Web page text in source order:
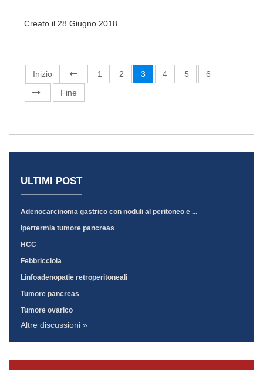
Creato il 28 Giugno 2018
Inizio 1 2 3 4 5
6
Fine
ULTIMI POST
Adenocarcinoma gastrico con noduli al peritoneo e ...
Ipertermia tumore pancreas
HCC
Febbricciola
Linfoadenopatie retroperitoneali
Tumore pancreas
Tumore ovarico
Altre discussioni »